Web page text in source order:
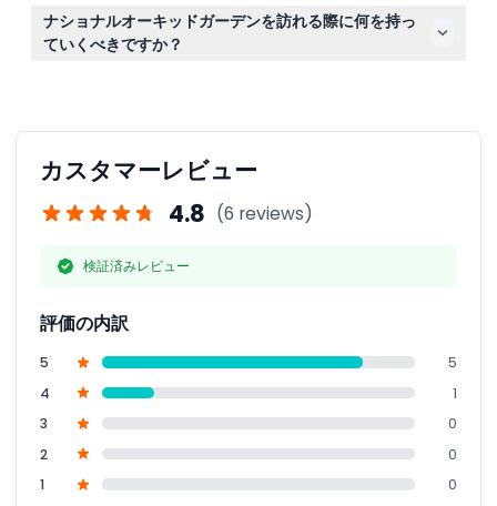
四季をテーマにしたゾーンで1000種類以上のラン科植物
を鑑賞できるほか、珍しい高地ランが展示されている霧の
セムコープクールハウスもお楽しみいただけます。
ナショナルオーキッドガーデンを訪れる際に何を持っ
ていくべきですか？
カスタマーレビュー
4.8 (6 reviews)
検証済みレビュー
評価の内訳
5
5
4
1
3
0
2
0
1
0